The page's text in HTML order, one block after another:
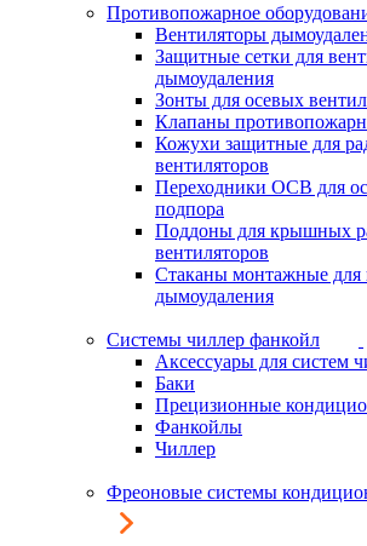
Противопожарное
Вентиляторы
Защитные сетки для
дымоудаления
Зонты для осевых
Клапаны
Кожухи защитные для
вентиляторов
Переходники ОСВ для
подпора
Поддоны для крышных
вентиляторов
Стаканы монтажные для
дымоудаления
Системы чиллер фанкойл
Аксессуары для систем
Баки
Прецизионные
Фанкойлы
Чиллер
Фреоновые системы